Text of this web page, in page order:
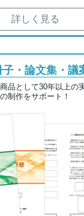
詳しく見る
子・論文集・議
品として30年以上の
制作をサポート！